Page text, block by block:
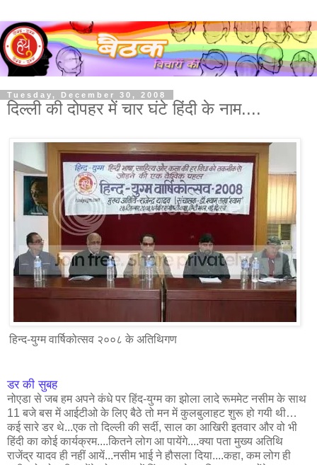
Tuesday, December 30, 2008
दिल्ली की दोपहर में चार घंटे हिंदी के नाम....
हिन्द-युग्म वार्षिकोत्सव २००८ के अतिथिगण
डर की सुबह
नोएडा से जब हम अपने कंधे पर हिंद-युग्म का झोला लादे रूममेट नसीम के साथ
11 बजे बस में आईटीओ के लिए बैठे तो मन में कुलबुलाहट शुरू हो गयी थी…
कई सारे डर थे...एक तो दिल्ली की सर्दी, साल का आखिरी इतवार और वो भी
हिंदी का कोई कार्यक्रम....कितने लोग आ पायेंगे....क्या पता मुख्य अतिथि
राजेंद्र यादव ही नहीं आयें...नसीम भाई ने हौसला दिया....कहा, कम लोग ही